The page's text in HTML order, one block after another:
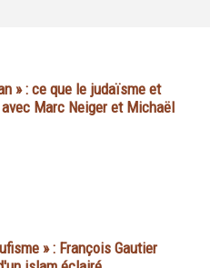
» : ce que le judaïsme et
Marc Neiger et Michaël
» : François Gautier